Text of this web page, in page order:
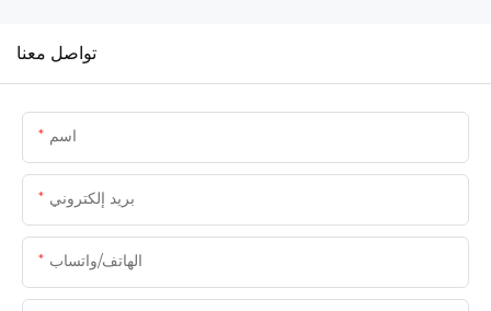
تواصل معنا
اسم
بريد إلكتروني
الهاتف/واتساب